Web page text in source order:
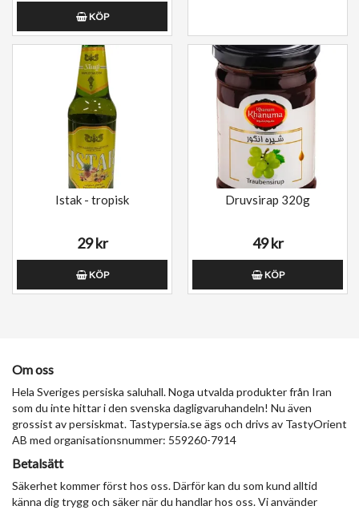
KÖP
Istak - tropisk
29 kr
KÖP
Druvsirap 320g
49 kr
KÖP
Om oss
Hela Sveriges persiska saluhall. Noga utvalda produkter från Iran
som du inte hittar i den svenska dagligvaruhandeln! Nu även
grossist av persiskmat. Tastypersia.se ägs och drivs av TastyOrient
AB med organisationsnummer: 559260-7914
Betalsätt
Säkerhet kommer först hos oss. Därför kan du som kund alltid
känna dig trygg och säker när du handlar hos oss. Vi använder